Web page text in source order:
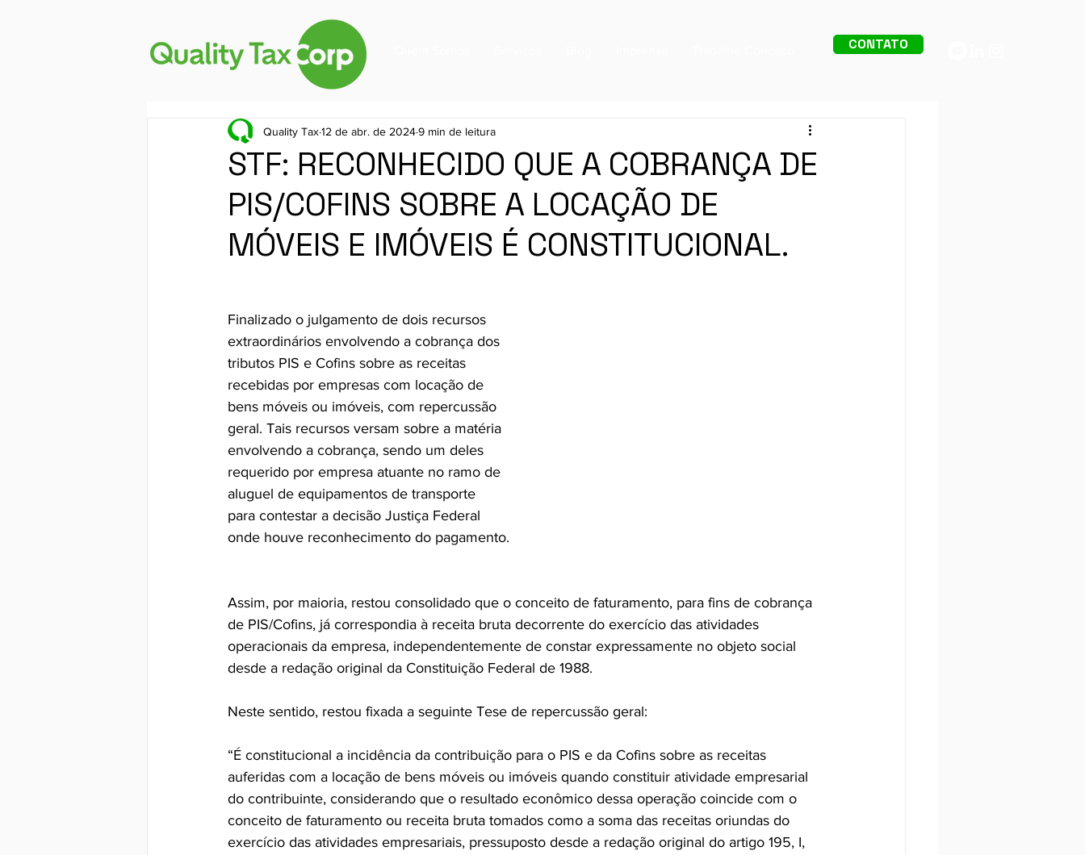
CONTATO
STF: RECONHECIDO QUE A COBRANÇA DE
PIS/COFINS SOBRE A LOCAÇÃO DE
MÓVEIS E IMÓVEIS É CONSTITUCIONAL.
Quality Tax12 de abr. de 20249 min de leitura
Finalizado o julgamento de dois recursos
extraordinários envolvendo a cobrança dos
tributos PIS e Cofins sobre as receitas
recebidas por empresas com locação de
bens móveis ou imóveis, com repercussão
geral. Tais recursos versam sobre a matéria
envolvendo a cobrança, sendo um deles
requerido por empresa atuante no ramo de
aluguel de equipamentos de transporte
para contestar a decisão Justiça Federal
onde houve reconhecimento do pagamento.
Assim, por maioria, restou consolidado que o conceito de faturamento, para fins de cobrança
de PIS/Cofins, já correspondia à receita bruta decorrente do exercício das atividades
operacionais da empresa, independentemente de constar expressamente no objeto social
desde a redação original da Constituição Federal de 1988.
Neste sentido, restou fixada a seguinte Tese de repercussão geral:
“É constitucional a incidência da contribuição para o PIS e da Cofins sobre as receitas
auferidas com a locação de bens móveis ou imóveis quando constituir atividade empresarial
do contribuinte, considerando que o resultado econômico dessa operação coincide com o
conceito de faturamento ou receita bruta tomados como a soma das receitas oriundas do
exercício das atividades empresariais, pressuposto desde a redação original do artigo 195, I,